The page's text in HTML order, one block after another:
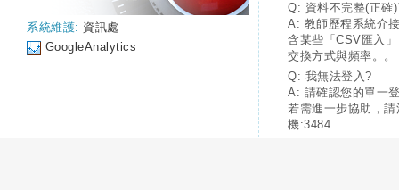
系統維護: 資訊處
GoogleAnalytics
Q: 資料不完整(正確
A: 教師歷程系統介
含某些「CSV匯入
交換方式與頻率。。
Q: 我無法登入?
A: 請確認您的單一
若需進一步協助，
機:3484